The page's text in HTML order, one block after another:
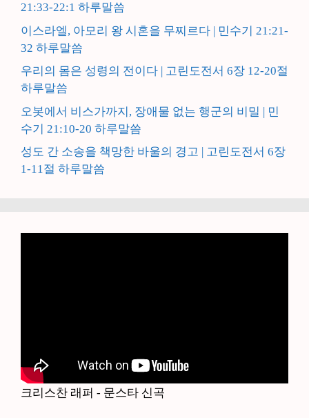
21:33-22:1 하루말씀
이스라엘, 아모리 왕 시혼을 무찌르다 | 민수기 21:21-
32 하루말씀
우리의 몸은 성령의 전이다 | 고린도전서 6장 12-20절
하루말씀
오봇에서 비스가까지, 장애물 없는 행군의 비밀 | 민
수기 21:10-20 하루말씀
성도 간 소송을 책망한 바울의 경고 | 고린도전서 6장
1-11절 하루말씀
크리스찬 래퍼 - 문스타 신곡